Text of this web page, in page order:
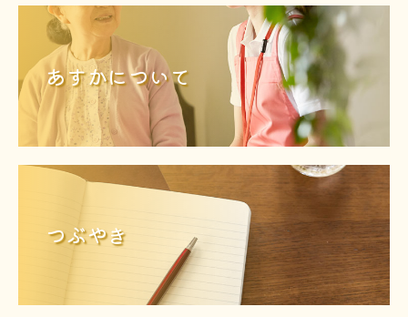
あすかについて
つぶやき